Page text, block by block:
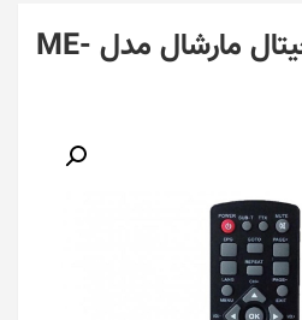
کنترل گیرنده دیجیتال مارشال مدل ME-